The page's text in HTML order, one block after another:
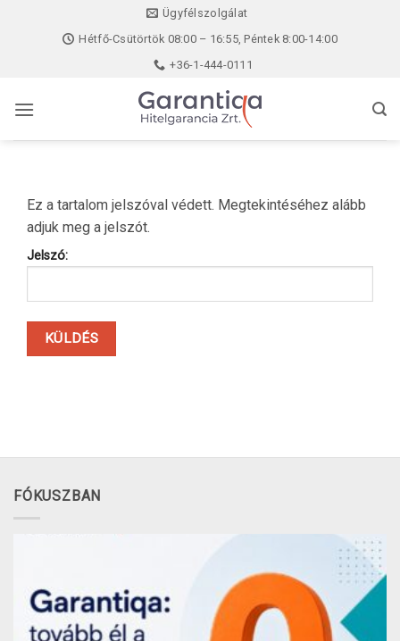
Ügyfélszolgálat
Hétfő-Csütörtök 08:00 – 16:55, Péntek 8:00-14:00
+36-1-444-0111
Ez a tartalom jelszóval védett. Megtekintéséhez alább
adjuk meg a jelszót.
Jelszó:
FÓKUSZBAN